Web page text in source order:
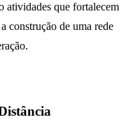
atividades que fortalecem
construção de uma rede